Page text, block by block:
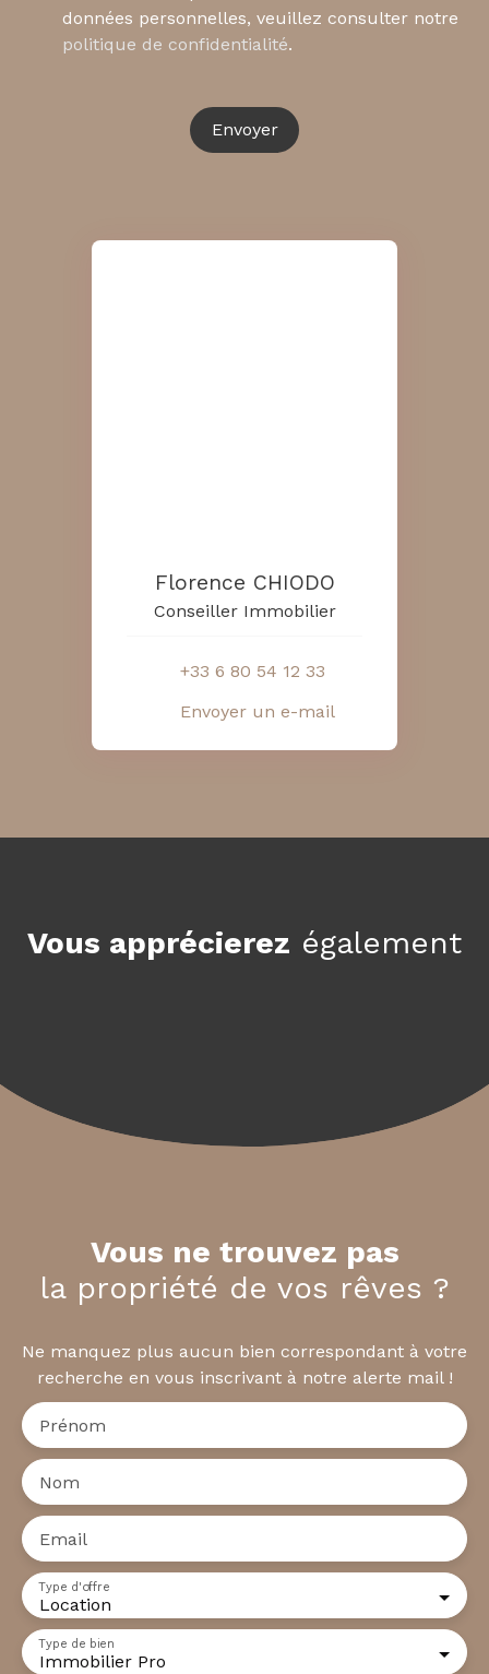
données personnelles, veuillez consulter notre
politique de confidentialité.
Envoyer
Florence CHIODO
Conseiller Immobilier
+33 6 80 54 12 33
Envoyer un e-mail
Vous apprécierez également
Vous ne trouvez pas
la propriété de vos rêves ?
Ne manquez plus aucun bien correspondant à votre
recherche en vous inscrivant à notre alerte mail !
Prénom
Nom
Email
Location
Type d'offre
Immobilier Pro
Type de bien